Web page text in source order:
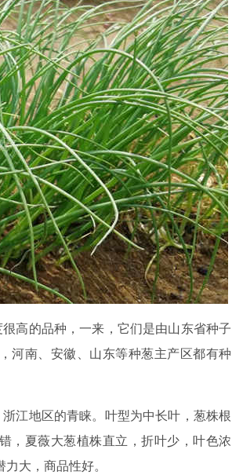
高的品种，一来，它们是由山东省种子
河南、安徽、山东等种葱主产区都有种
江地区的青睐。叶型为中长叶，葱株根
，夏薇大葱植株直立，折叶少，叶色浓
大，商品性好。